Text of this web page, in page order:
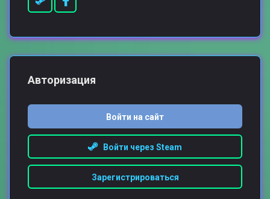
Авторизация
Войти на сайт
Войти через Steam
Зарегистрироваться